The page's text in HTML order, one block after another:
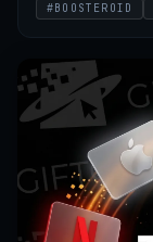
#BOOSTEROID